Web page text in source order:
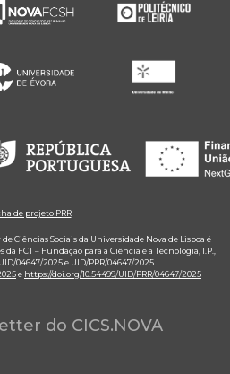
de projeto PRR
Ciências Sociais da Universidade Nova de Lisboa é
FCT – Fundação para a Ciência e a Tecnologia, I.P.,
04647/2025 e UID/PRR/04647/2025.
e https://doi.org/10.54499/UID/PRR/04647/2025
do CICS.NOVA